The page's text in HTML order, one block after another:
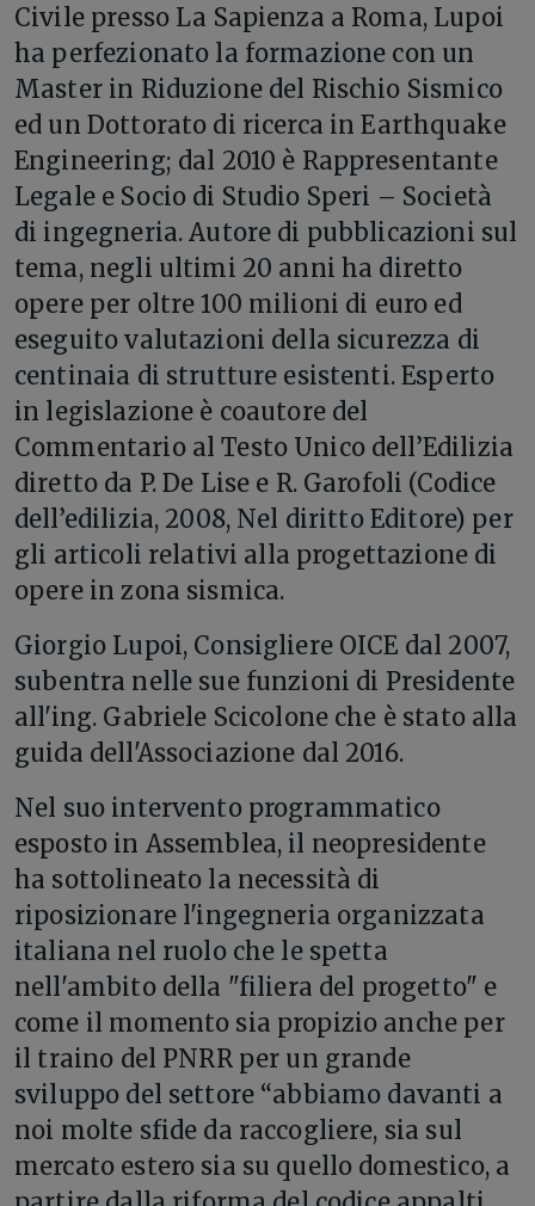
Civile presso La Sapienza a Roma, Lupoi
ha perfezionato la formazione con un
Master in Riduzione del Rischio Sismico
ed un Dottorato di ricerca in Earthquake
Engineering; dal 2010 è Rappresentante
Legale e Socio di Studio Speri – Società
di ingegneria. Autore di pubblicazioni sul
tema, negli ultimi 20 anni ha diretto
opere per oltre 100 milioni di euro ed
eseguito valutazioni della sicurezza di
centinaia di strutture esistenti. Esperto
in legislazione è coautore del
Commentario al Testo Unico dell’Edilizia
diretto da P. De Lise e R. Garofoli (Codice
dell’edilizia, 2008, Nel diritto Editore) per
gli articoli relativi alla progettazione di
opere in zona sismica.
Giorgio Lupoi, Consigliere OICE dal 2007,
subentra nelle sue funzioni di Presidente
all'ing. Gabriele Scicolone che è stato alla
guida dell'Associazione dal 2016.
Nel suo intervento programmatico
esposto in Assemblea, il neopresidente
ha sottolineato la necessità di
riposizionare l'ingegneria organizzata
italiana nel ruolo che le spetta
nell'ambito della "filiera del progetto" e
come il momento sia propizio anche per
il traino del PNRR per un grande
sviluppo del settore “abbiamo davanti a
noi molte sfide da raccogliere, sia sul
mercato estero sia su quello domestico, a